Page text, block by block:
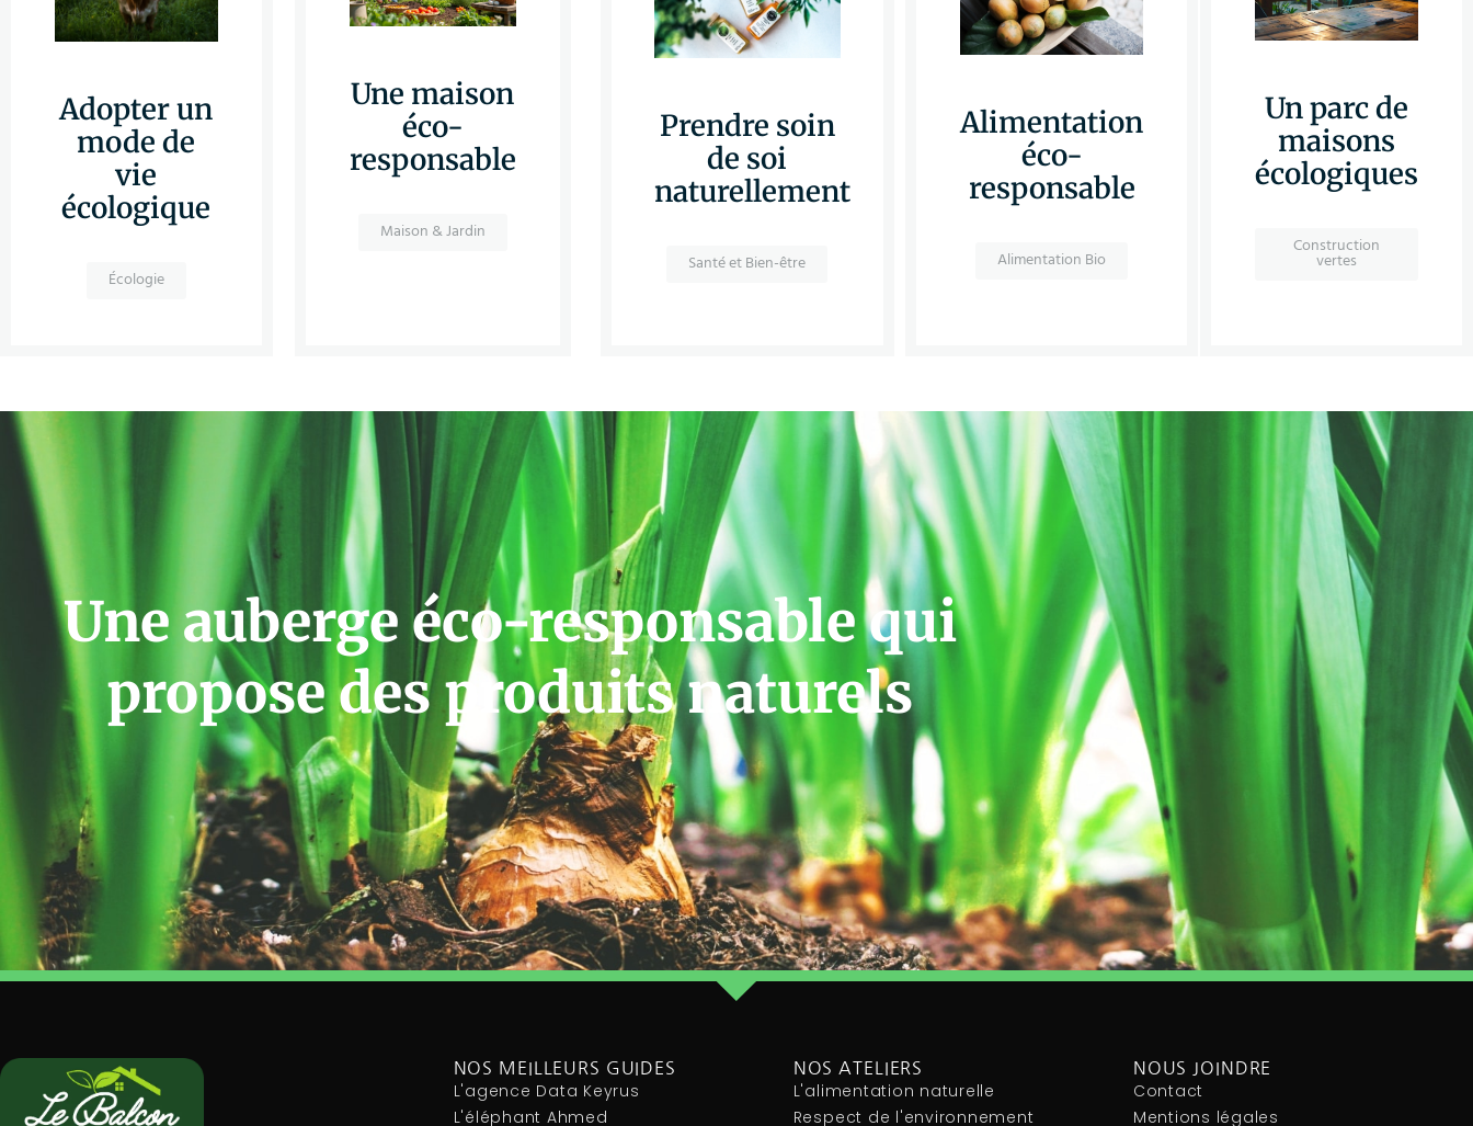
Adopter un
mode de
vie
écologique
Écologie
Une maison
éco-
responsable
Maison & Jardin
Prendre soin
de soi
naturellement
Santé et Bien-être
Alimentation
éco-
responsable
Alimentation Bio
Un parc de
maisons
écologiques
Construction
vertes
Une auberge éco-responsable qui
propose des produits naturels
NOS MEILLEURS GUIDES
L'agence Data Keyrus
L'éléphant Ahmed
NOS ATELIERS
L'alimentation naturelle
Respect de l'environnement
NOUS JOINDRE
Contact
Mentions légales